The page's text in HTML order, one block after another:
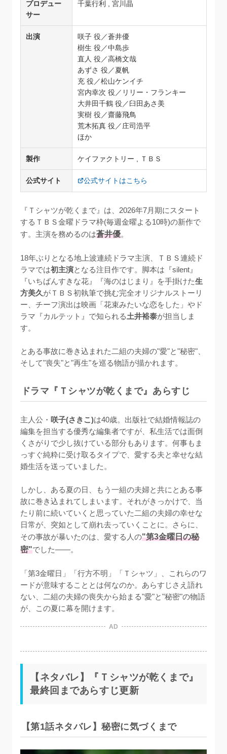
プロデュー
サー
千葉行利 , 宮川晶
出演
咲子 役／蒼井優
樹生 役／中島歩
直人 役／高橋文哉
あずさ 役／夏帆
充 役／松山ケンイチ
宮内幸次 役／リリー・フランキー
大井田千鶴 役／臼田あさ美
実樹 役／齋藤飛鳥
荒木拓真 役／庄司浩平
ほか
製作 ケイファクトリー , ＴＢＳ
公式サイト 公式サイトはこちら
『Ｔシャツが乾くまで』は、2026年7月期にスタート
するＴＢＳ金曜ドラマ枠(毎週金曜よる10時)の新作で
す。主演を務めるのは蒼井優。
18年ぶりとなる地上波連続ドラマ主演、ＴＢＳ連続ド
ラマでは初主演となる注目作です。脚本は『silent』
『いちばんすきな花』『海のはじまり』を手掛けた生
方美久がＴＢＳ初執筆で挑む完全オリジナルストーリ
ー、チーフ演出は映画「花束みたいな恋をした」やド
ラマ『カルテット』で知られる土井裕泰が担当しま
す。
とある事故に巻き込まれた二組の夫婦の"愛"と"秘密"、
そして"喪失"と"再生"を巡る物語が描かれます。
ドラマ『Ｔシャツが乾くまで』あらすじ
主人公・ 咲子(さきこ)は40歳。出版社で結婚情報誌の
編集を担当する優秀な編集者ですが、私生活では面倒
くさがりで少し抜けている部分もあります。何事もま
っすぐ純粋に受け取るタイプで、愛する夫と幸せな結
婚生活を送っていました。
しかし、ある夏の日、もう一組の夫婦と共にとある事
故に巻き込まれてしまいます。それがきっかけで、当
たり前に続いていくと思っていた二組の夫婦の幸せな
日常が、突如として崩れ去っていくことに。さらに、
その事故が暴いたのは、愛する人の"第3金曜日の秘
密"でした——。
「第3金曜日」「行方不明」「Ｔシャツ」、これらのワ
ードが意味することとは何なのか。あらすじさえ語れ
ない、二組の夫婦の喪失から始まる"愛"と"秘密"の物語
が、この夏に幕を開けます。
AD
【ネタバレ】『Ｔシャツが乾くまで』
最終回まであらすじ更新
【第1話ネタバレ】秘密に気づくまで